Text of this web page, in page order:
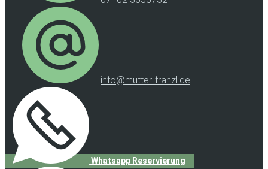
info@mutter-franzl.de
Whatsapp Reservierung